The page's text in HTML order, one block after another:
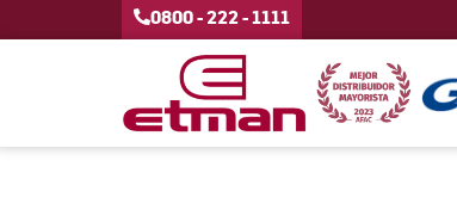
0800 - 222 - 1111